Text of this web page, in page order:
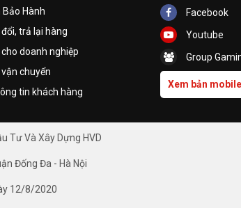
Bảo Hành
trả lại hàng
doanh nghiệp
chuyển
tin khách hàng
Facebook
Youtube
Group
Xem bản mobile
Tư Và Xây Dựng HVD
Đống Đa - Hà Nội
12/8/2020